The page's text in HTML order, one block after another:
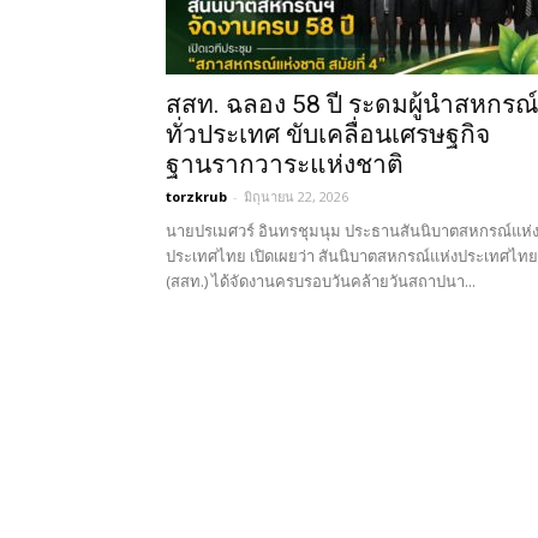
สสท. ฉลอง 58 ปี ระดมผู้นำสหกรณ์
ทั่วประเทศ ขับเคลื่อนเศรษฐกิจ
ฐานรากวาระแห่งชาติ
torzkrub - มิถุนายน 22, 2026
นายปรเมศวร์ อินทรชุมนุม ประธานสันนิบาตสหกรณ์แห่ง
ประเทศไทย เปิดเผยว่า สันนิบาตสหกรณ์แห่งประเทศไทย
(สสท.) ได้จัดงานครบรอบวันคล้ายวันสถาปนา...